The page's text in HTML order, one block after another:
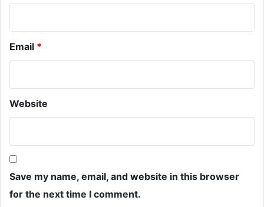
Email *
Website
Save my name, email, and website in this browser
for the next time I comment.